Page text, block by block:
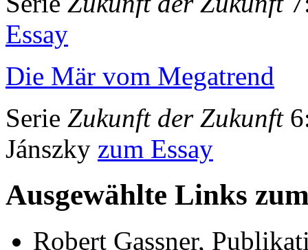
Essay
Die Mär vom Megatrend
Serie Zukunft der Zukunft
Jánszky zum Essay
Ausgewählte Links
Robert Gassner,